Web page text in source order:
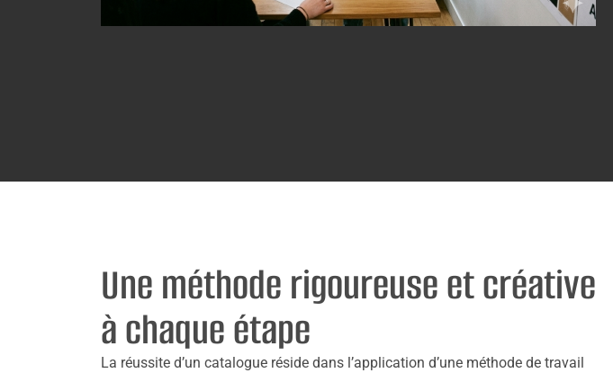
Une méthode rigoureuse et créative
à chaque étape
La réussite d’un catalogue réside dans l’application d’une méthode de travail